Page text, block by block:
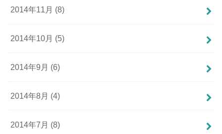
2014年11月 (8)
2014年10月 (5)
2014年9月 (6)
2014年8月 (4)
2014年7月 (8)